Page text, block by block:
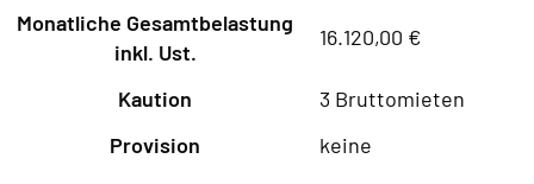
Monatliche Gesamtbelastung
inkl. Ust.
16.120,00 €
Kaution
3 Bruttomieten
Provision
keine